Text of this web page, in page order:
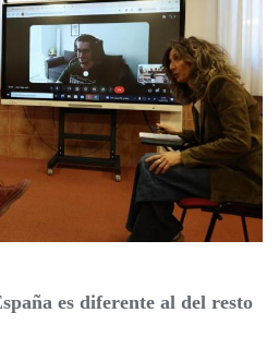
es diferente al del resto